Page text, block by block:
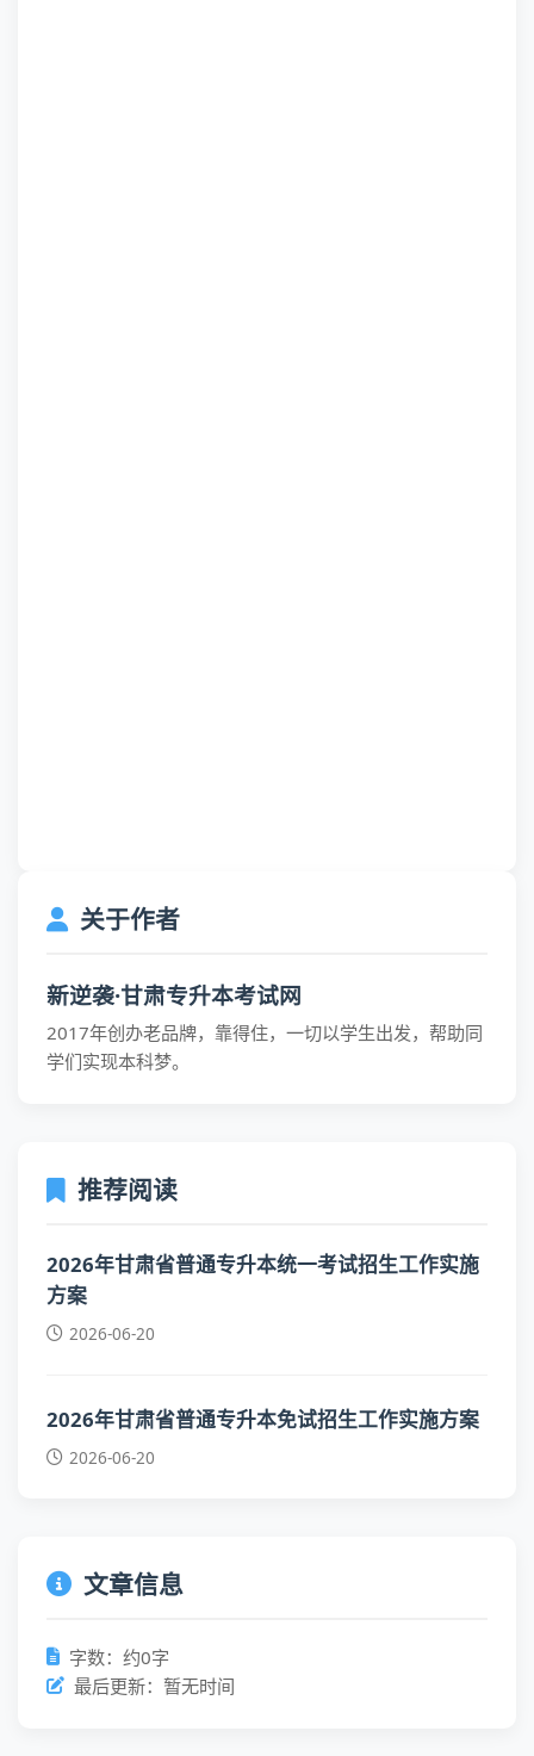
关于作者
新逆袭·甘肃专升本考试网
2017年创办老品牌，靠得住，一切以学生出发，帮助同
学们实现本科梦。
推荐阅读
2026年甘肃省普通专升本统一考试招生工作实施
方案
2026-06-20
2026年甘肃省普通专升本免试招生工作实施方案
2026-06-20
文章信息
字数：约0字
最后更新：暂无时间